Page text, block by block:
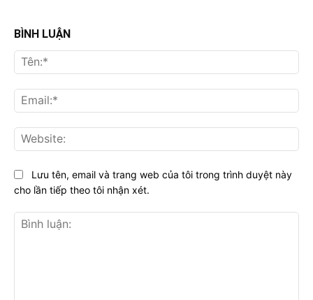
BÌNH LUẬN
Lưu tên, email và trang web của tôi trong trình duyệt này
cho lần tiếp theo tôi nhận xét.